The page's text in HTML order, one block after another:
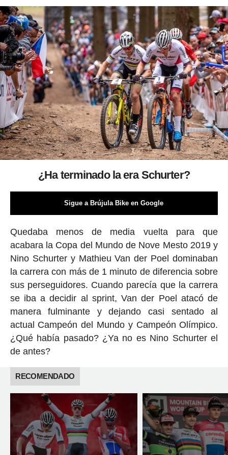
¿Ha terminado la era Schurter?
Sigue a Brújula Bike en Google
Quedaba menos de media vuelta para que
acabara la Copa del Mundo de Nove Mesto 2019 y
Nino Schurter y Mathieu Van der Poel dominaban
la carrera con más de 1 minuto de diferencia sobre
sus perseguidores. Cuando parecía que la carrera
se iba a decidir al sprint, Van der Poel atacó de
manera fulminante y dejando casi sentado al
actual Campeón del Mundo y Campeón Olímpico.
¿Qué había pasado? ¿Ya no es Nino Schurter el
de antes?
RECOMENDADO